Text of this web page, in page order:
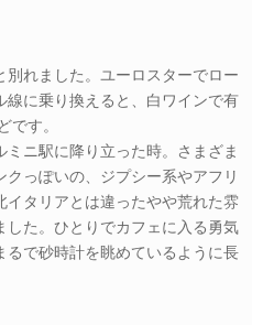
れました。ユーロスターでロー
線に乗り換えると、白ワインで有
です。
ニ駅に降り立った時。さまざま
っぽいの、ジプシー系やアフリ
イタリアとは違ったやや荒れた雰
した。ひとりでカフェに入る勇気
るで砂時計を眺めているように長